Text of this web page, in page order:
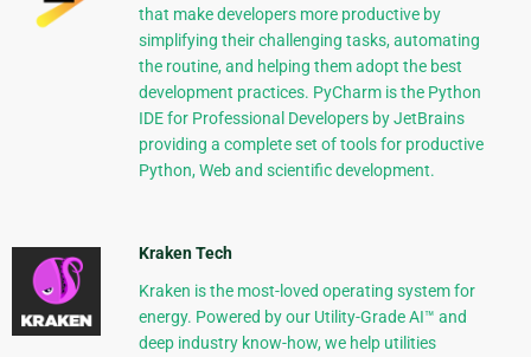
that make developers more productive by
simplifying their challenging tasks, automating
the routine, and helping them adopt the best
development practices. PyCharm is the Python
IDE for Professional Developers by JetBrains
providing a complete set of tools for productive
Python, Web and scientific development.
Kraken Tech
Kraken is the most-loved operating system for
energy. Powered by our Utility-Grade AI™ and
deep industry know-how, we help utilities